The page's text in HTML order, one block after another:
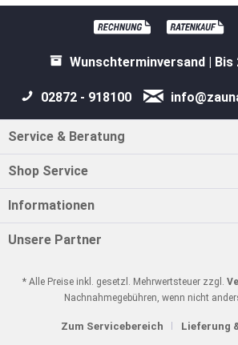
Wunschterminversand | Bis
02872 - 918100
Service & Beratung
Shop Service
Informationen
Unsere Partner
* Alle Preise inkl. gesetzl. Mehrwertsteuer zzgl.
Nachnahmegebühren, wenn nicht
Zum Servicebereich Lieferung